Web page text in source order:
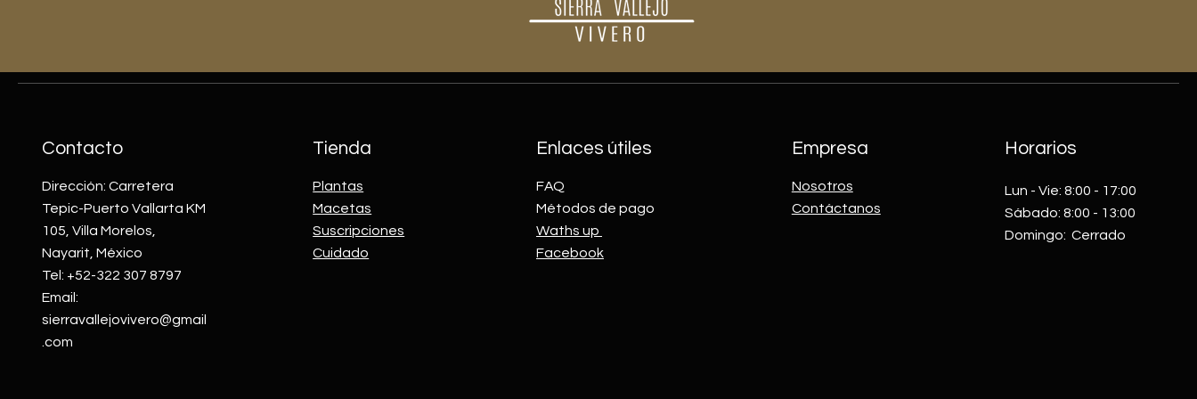
Contacto
Dirección: Carretera
Tepic-Puerto Vallarta KM
105, Villa Morelos,
Nayarit, México
Tel: +52-322 307 8797
Email:
sierravallejovivero@gmail
.com
Tienda
Plantas
Macetas
Suscripciones
Cuidado
Enlaces útiles
FAQ
Métodos de pago
Waths up
Facebook
Empresa
Nosotros
Contáctanos
Horarios
Lun - Vie: 8:00 - 17:00​​
Sábado: 8:00 - 13:00
​Domingo: Cerrado